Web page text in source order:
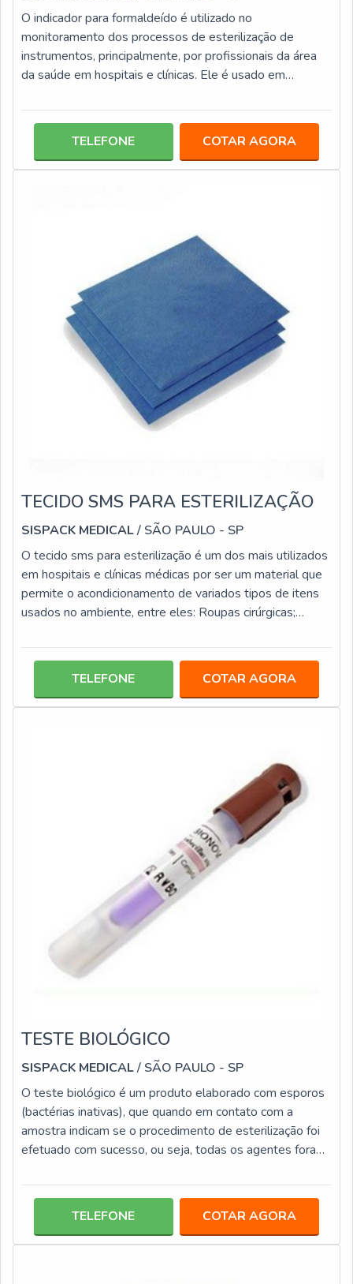
O indicador para formaldeído é utilizado no
monitoramento dos processos de esterilização de
instrumentos, principalmente, por profissionais da área
da saúde em hospitais e clínicas. Ele é usado em
tempo de resposta imediata.O INDICADOR QUÍMICO É
encontrado em diversas empresas, mas é importante
que se realize a compra em uma empresa que tenha
TELEFONE COTAR AGORA
TECIDO SMS PARA ESTERILIZAÇÃO
SISPACK MEDICAL/ SÃO PAULO - SP
O tecido sms para esterilização é um dos mais utilizados
em hospitais e clínicas médicas por ser um material que
permite o acondicionamento de variados tipos de itens
usados no ambiente, entre eles: Roupas cirúrgicas;
modalidade de embalagem para processos de
pesados agressivos. Além disso, ela conta com três
categorias, tais como: leve, pesado e super pesado, o
TELEFONE COTAR AGORA
TESTE BIOLÓGICO
SISPACK MEDICAL/ SÃO PAULO - SP
O teste biológico é um produto elaborado com esporos
(bactérias inativas), que quando em contato com a
amostra indicam se o procedimento de esterilização foi
efetuado com sucesso, ou seja, todas os agentes foram
biológicos são altamente necessários para o
hospitais, clínicas odontológicas, entre outros
estabelecimentos. Este tipo de material, além de ser
TELEFONE COTAR AGORA